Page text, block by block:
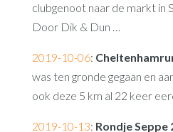
clubgenoot naar de markt in
Door Dik & Dun …
2019-10-06:
was ten gronde gegaan en
ook deze 5 km al 22 keer
2019-10-13: Rondje Seppe